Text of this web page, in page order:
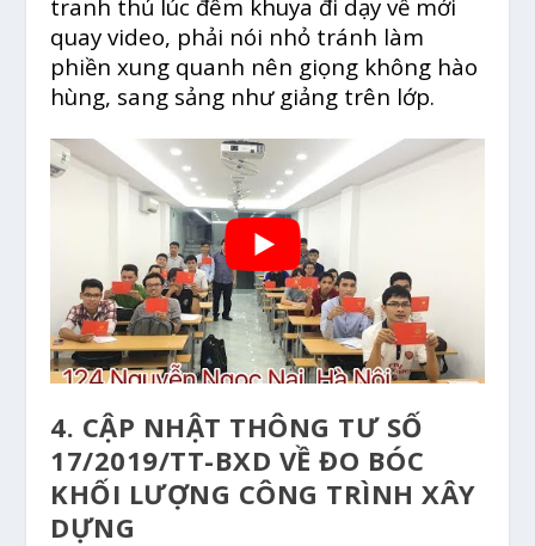
tranh thủ lúc đêm khuya đi dạy về mới
quay video, phải nói nhỏ tránh làm
phiền xung quanh nên giọng không hào
hùng, sang sảng như giảng trên lớp.
4. CẬP NHẬT THÔNG TƯ SỐ
17/2019/TT-BXD VỀ ĐO BÓC
KHỐI LƯỢNG CÔNG TRÌNH XÂY
DỰNG